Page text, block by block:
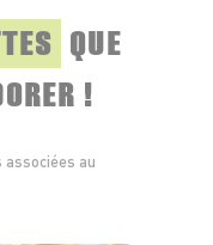
QUE
!
au